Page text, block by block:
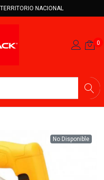
NACIONAL
0
No Disponible